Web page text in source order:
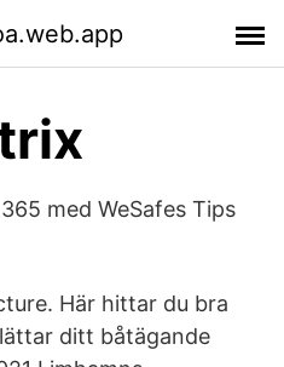
med WeSafes Tips
Här hittar du bra
ditt båtägande